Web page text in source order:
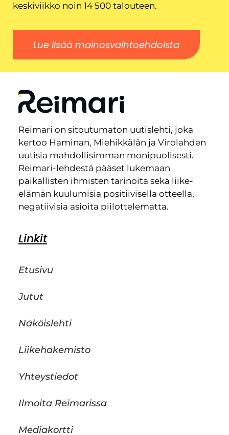
keskiviikko noin 14 500 talouteen.
Lue lisää mainosvaihtoehdoista
Reimari on sitoutumaton uutislehti, joka
kertoo Haminan, Miehikkälän ja Virolahden
uutisia mahdollisimman monipuolisesti.
Reimari-lehdestä pääset lukemaan
paikallisten ihmisten tarinoita sekä liike-
elämän kuulumisia positiivisella otteella,
negatiivisia asioita piilottelematta.
Linkit
Etusivu
Jutut
Näköislehti
Liikehakemisto
Yhteystiedot
Ilmoita Reimarissa
Mediakortti